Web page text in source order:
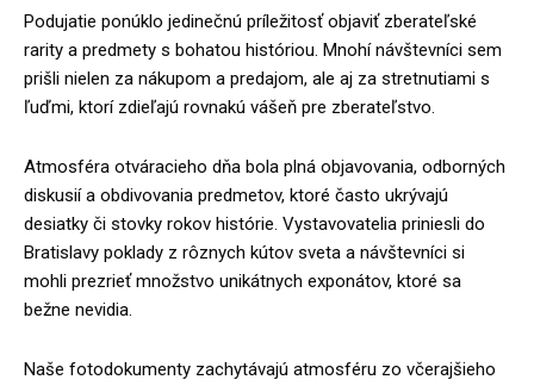
Podujatie ponúklo jedinečnú príležitosť objaviť zberateľské
rarity a predmety s bohatou históriou. Mnohí návštevníci sem
prišli nielen za nákupom a predajom, ale aj za stretnutiami s
ľuďmi, ktorí zdieľajú rovnakú vášeň pre zberateľstvo.
Atmosféra otváracieho dňa bola plná objavovania, odborných
diskusií a obdivovania predmetov, ktoré často ukrývajú
desiatky či stovky rokov histórie. Vystavovatelia priniesli do
Bratislavy poklady z rôznych kútov sveta a návštevníci si
mohli prezrieť množstvo unikátnych exponátov, ktoré sa
bežne nevidia.
Naše fotodokumenty zachytávajú atmosféru zo včerajšieho